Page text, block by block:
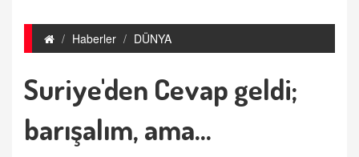
Haberler DÜNYA
Suriye'den Cevap geldi;
barışalım, ama...